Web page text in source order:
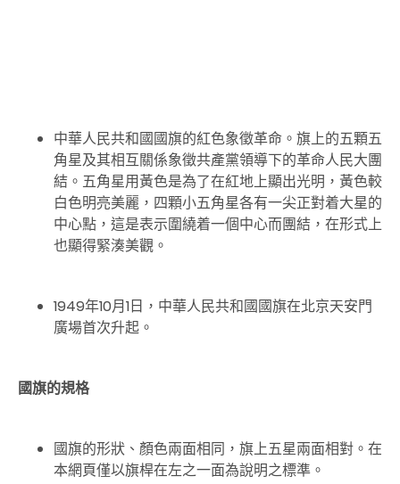
中華人民共和國國旗的紅色象徵革命。旗上的五顆五
角星及其相互關係象徵共產黨領導下的革命人民大團
結。五角星用黃色是為了在紅地上顯出光明，黃色較
白色明亮美麗，四顆小五角星各有一尖正對着大星的
中心點，這是表示圍繞着一個中心而團結，在形式上
也顯得緊湊美觀。
1949年10月1日，中華人民共和國國旗在北京天安門
廣場首次升起。
國旗的規格
國旗的形狀、顏色兩面相同，旗上五星兩面相對。在
本網頁僅以旗桿在左之一面為說明之標準。